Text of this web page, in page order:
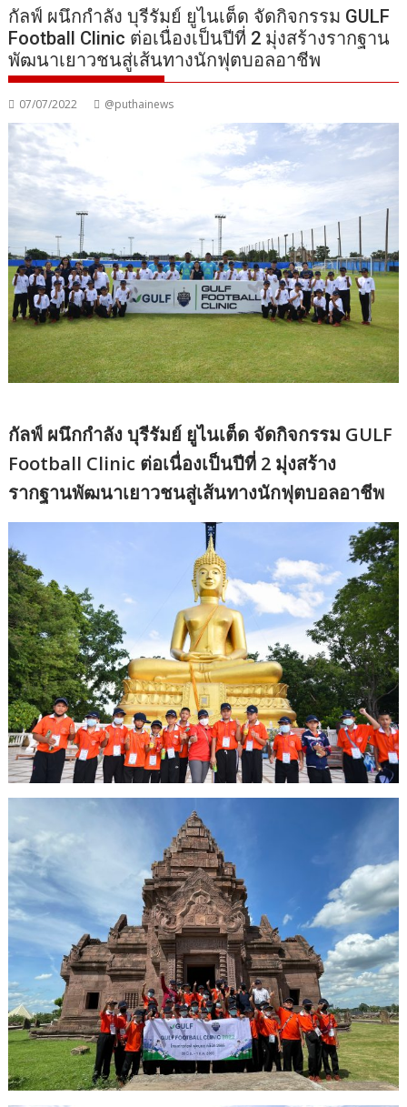
กัลฟ์ ผนึกกำลัง บุรีรัมย์ ยูไนเต็ด จัดกิจกรรม GULF
Football Clinic ต่อเนื่องเป็นปีที่ 2 มุ่งสร้างรากฐาน
พัฒนาเยาวชนสู่เส้นทางนักฟุตบอลอาชีพ
07/07/2022 @puthainews
กัลฟ์ ผนึกกำลัง บุรีรัมย์ ยูไนเต็ด จัดกิจกรรม GULF
Football Clinic ต่อเนื่องเป็นปีที่ 2 มุ่งสร้าง
รากฐานพัฒนาเยาวชนสู่เส้นทางนักฟุตบอลอาชีพ